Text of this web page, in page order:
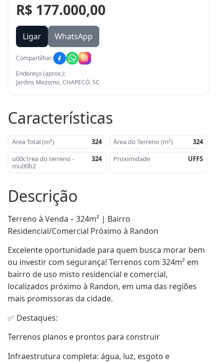
R$ 177.000,00
Ligar WhatsApp
Compartilhar:
Endereço (aprox.):
Jardins Mezomo, CHAPECÓ, SC
Características
Área Total (m²) 324 Área do Terreno (m²)
324
u00c1rea do terreno -
mu00b2
324 Proximidade UFFS
Descrição
Terreno à Venda – 324m² | Bairro
Residencial/Comercial Próximo à Randon
Excelente oportunidade para quem busca morar bem
ou investir com segurança! Terrenos com 324m² em
bairro de uso misto residencial e comercial,
localizados próximo à Randon, em uma das regiões
mais promissoras da cidade.
✅ Destaques:
Terrenos planos e prontos para construir
Infraestrutura completa: água, luz, esgoto e